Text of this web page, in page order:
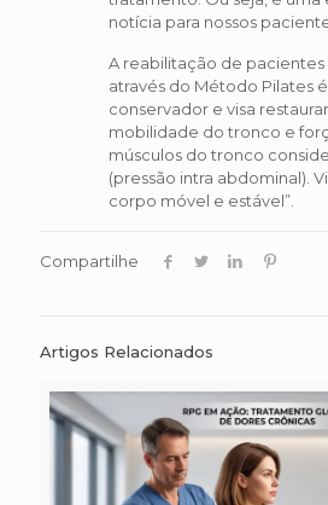
notícia para nossos
A reabilitação de pacientes
através do Método Pilates
conservador e visa
mobilidade do tronco e
músculos do tronco
(pressão intra abdominal).
corpo móvel e estável”.
Compartilhe
Artigos Relacionados